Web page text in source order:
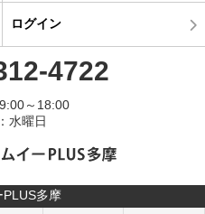
ログイン
4722
～18:00
水曜日
多摩